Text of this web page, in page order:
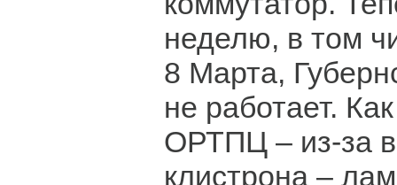
неделю, в том
8 Марта,
не работает.
ОРТПЦ – из-за
клистрона –